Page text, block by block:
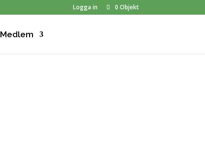
Logga in 0 Objekt
Medlem